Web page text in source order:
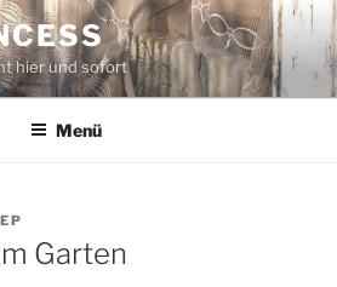
hier und sofort
Menü
EP
Garten